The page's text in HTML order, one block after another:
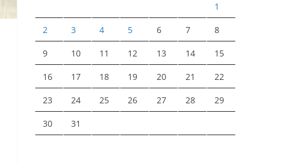
1
2 3 4 5 6 7 8
9 10 11 12 13 14 15
16 17 18 19 20 21 22
23 24 25 26 27 28 29
30 31